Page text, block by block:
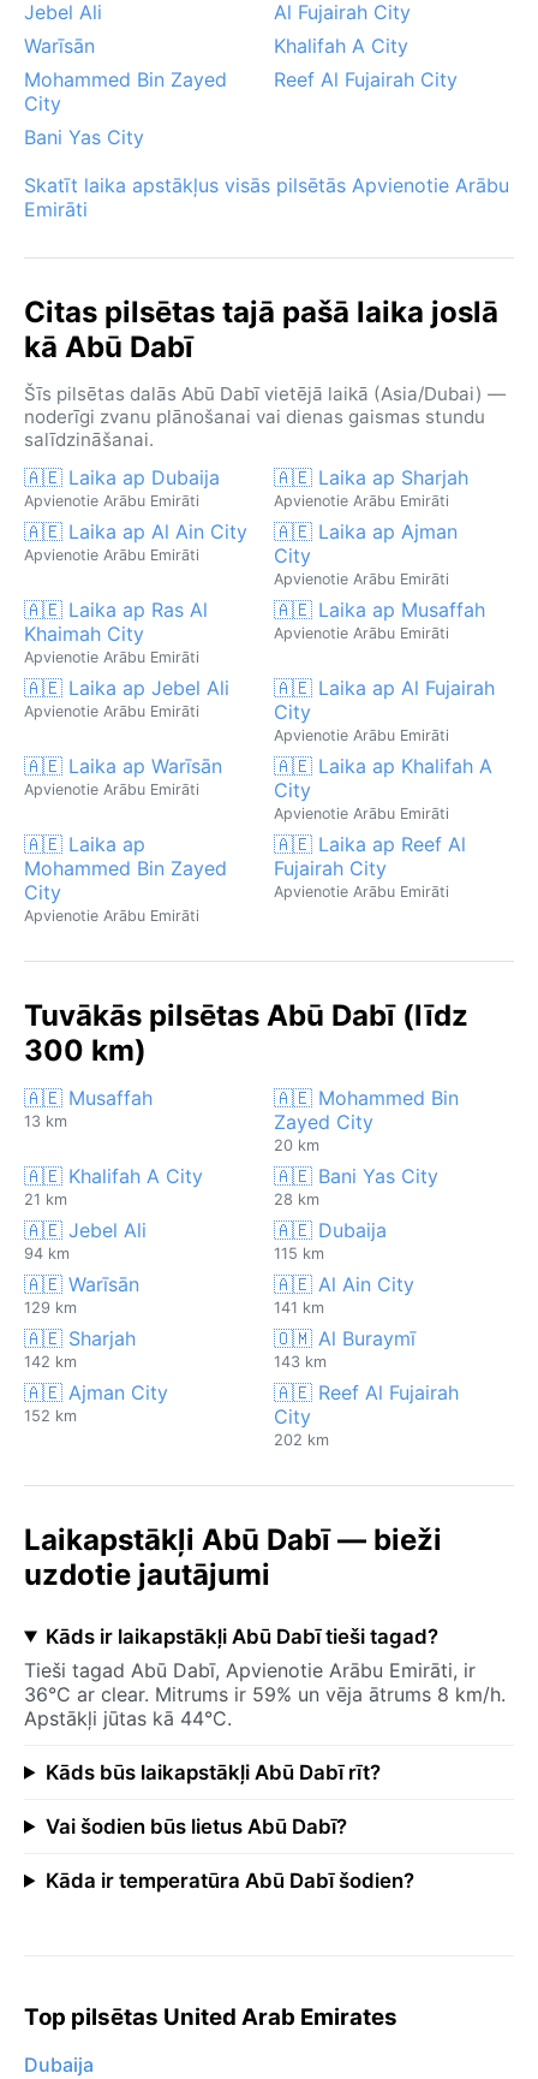
Jebel Ali
Al Fujairah City
Warīsān
Khalifah A City
Mohammed Bin Zayed
City
Reef Al Fujairah City
Bani Yas City
Skatīt laika apstākļus visās pilsētās Apvienotie Arābu
Emirāti
Citas pilsētas tajā pašā laika joslā
kā Abū Dabī
Šīs pilsētas dalās Abū Dabī vietējā laikā (Asia/Dubai) —
noderīgi zvanu plānošanai vai dienas gaismas stundu
salīdzināšanai.
🇦🇪 Laika ap Dubaija
Apvienotie Arābu Emirāti
🇦🇪 Laika ap Sharjah
Apvienotie Arābu Emirāti
🇦🇪 Laika ap Al Ain City
Apvienotie Arābu Emirāti
🇦🇪 Laika ap Ajman
City
Apvienotie Arābu Emirāti
🇦🇪 Laika ap Ras Al
Khaimah City
Apvienotie Arābu Emirāti
🇦🇪 Laika ap Musaffah
Apvienotie Arābu Emirāti
🇦🇪 Laika ap Jebel Ali
Apvienotie Arābu Emirāti
🇦🇪 Laika ap Al Fujairah
City
Apvienotie Arābu Emirāti
🇦🇪 Laika ap Warīsān
Apvienotie Arābu Emirāti
🇦🇪 Laika ap Khalifah A
City
Apvienotie Arābu Emirāti
🇦🇪 Laika ap
Mohammed Bin Zayed
City
Apvienotie Arābu Emirāti
🇦🇪 Laika ap Reef Al
Fujairah City
Apvienotie Arābu Emirāti
Tuvākās pilsētas Abū Dabī (līdz
300 km)
🇦🇪 Musaffah
13 km
🇦🇪 Mohammed Bin
Zayed City
20 km
🇦🇪 Khalifah A City
21 km
🇦🇪 Bani Yas City
28 km
🇦🇪 Jebel Ali
94 km
🇦🇪 Dubaija
115 km
🇦🇪 Warīsān
129 km
🇦🇪 Al Ain City
141 km
🇦🇪 Sharjah
142 km
🇴🇲 Al Buraymī
143 km
🇦🇪 Ajman City
152 km
🇦🇪 Reef Al Fujairah
City
202 km
Laikapstākļi Abū Dabī — bieži
uzdotie jautājumi
Kāds ir laikapstākļi Abū Dabī tieši tagad?
Tieši tagad Abū Dabī, Apvienotie Arābu Emirāti, ir
36°C ar clear. Mitrums ir 59% un vēja ātrums 8 km/h.
Apstākļi jūtas kā 44°C.
Kāds būs laikapstākļi Abū Dabī rīt?
Vai šodien būs lietus Abū Dabī?
Kāda ir temperatūra Abū Dabī šodien?
Top pilsētas United Arab Emirates
Dubaija